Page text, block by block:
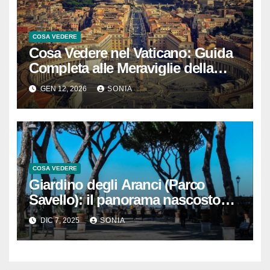
COSA VEDERE
Cosa Vedere nel Vaticano: Guida
Completa alle Meraviglie della
Città del Papa
GEN 12, 2026 SONIA
COSA VEDERE
Giardino degli Aranci (Parco
Savello): il panorama nascosto
che domina il Tevere
DIC 7, 2025 SONIA